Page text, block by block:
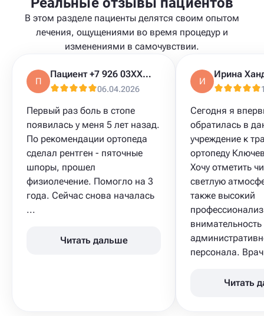
В этом разделе пациенты делятся своим опытом
лечения, ощущениями во время процедур и
изменениями в самочувствии.
П
Пациент +7 926 03XXXXX
06.04.2026
Первый раз боль в стопе
появилась у меня 5 лет назад.
По рекомендации ортопеда
сделал рентген - пяточные
шпоры, прошел
физиолечение. Помогло на 3
года. Сейчас снова началась
...
Читать дальше
И
Ирина
Сегодня я
обратилась в
учреждение к
ортопеду
Хочу отметить
светлую
также высокий
внимательность
персонала.
Читать